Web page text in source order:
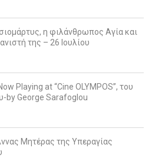
η φιλάνθρωπος Αγία και
της – 26 Ιουλίου
Playing at “Cine OLYMPOS”, του
by George Sarafoglou
Μητέρας της Υπεραγίας